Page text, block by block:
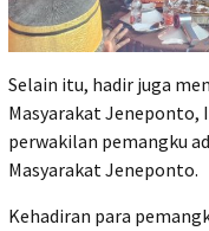
Selain itu, hadir juga
Masyarakat Jeneponto,
perwakilan pemangku
Masyarakat Jeneponto.
Kehadiran para